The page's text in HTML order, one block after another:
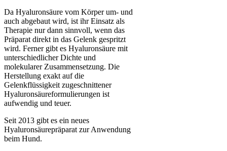
Da Hyaluronsäure vom Körper um- und
auch abgebaut wird, ist ihr Einsatz als
Therapie nur dann sinnvoll, wenn das
Präparat direkt in das Gelenk gespritzt
wird. Ferner gibt es Hyaluronsäure mit
unterschiedlicher Dichte und
molekularer Zusammensetzung. Die
Herstellung exakt auf die
Gelenkflüssigkeit zugeschnittener
Hyaluronsäureformulierungen ist
aufwendig und teuer.
Seit 2013 gibt es ein neues
Hyaluronsäurepräparat zur Anwendung
beim Hund.